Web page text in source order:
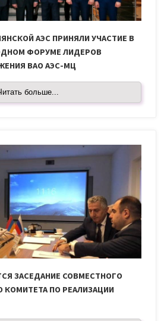
АЭС ПРИНЯЛИ УЧАСТИЕ В
ФОРУМЕ ЛИДЕРОВ
ВАО АЭС-МЦ
больше...
ЗАСЕДАНИЕ СОВМЕСТНОГО
ПО РЕАЛИЗАЦИИ